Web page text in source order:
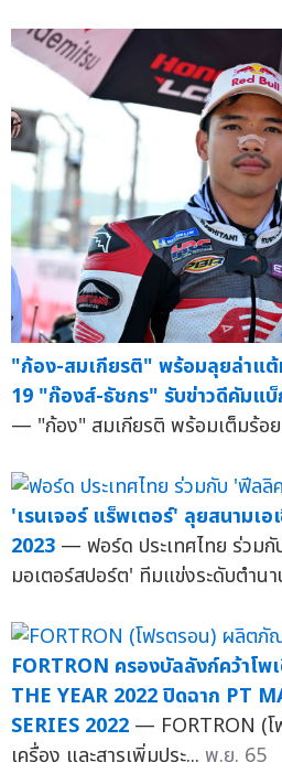
"ก้อง-สมเกียรติ" พร้อมลุยล่าแต้
19 "ก๊องส์-ธัชกร" รับข่าวดีคัมแบ็
— "ก้อง" สมเกียรติ พร้อมเต็มร้อ
'เรนเจอร์ แร็พเตอร์' ลุยสนามเ
2023 — ฟอร์ด ประเทศไทย ร่วมกั
มอเตอร์สปอร์ต' ทีมแข่งระดับตำน
FORTRON ครองบัลลังก์คว้าโ
THE YEAR 2022 ปิดฉาก PT
SERIES 2022 — FORTRON (
เครื่อง และสารเพิ่มประ... พ.ย. 65